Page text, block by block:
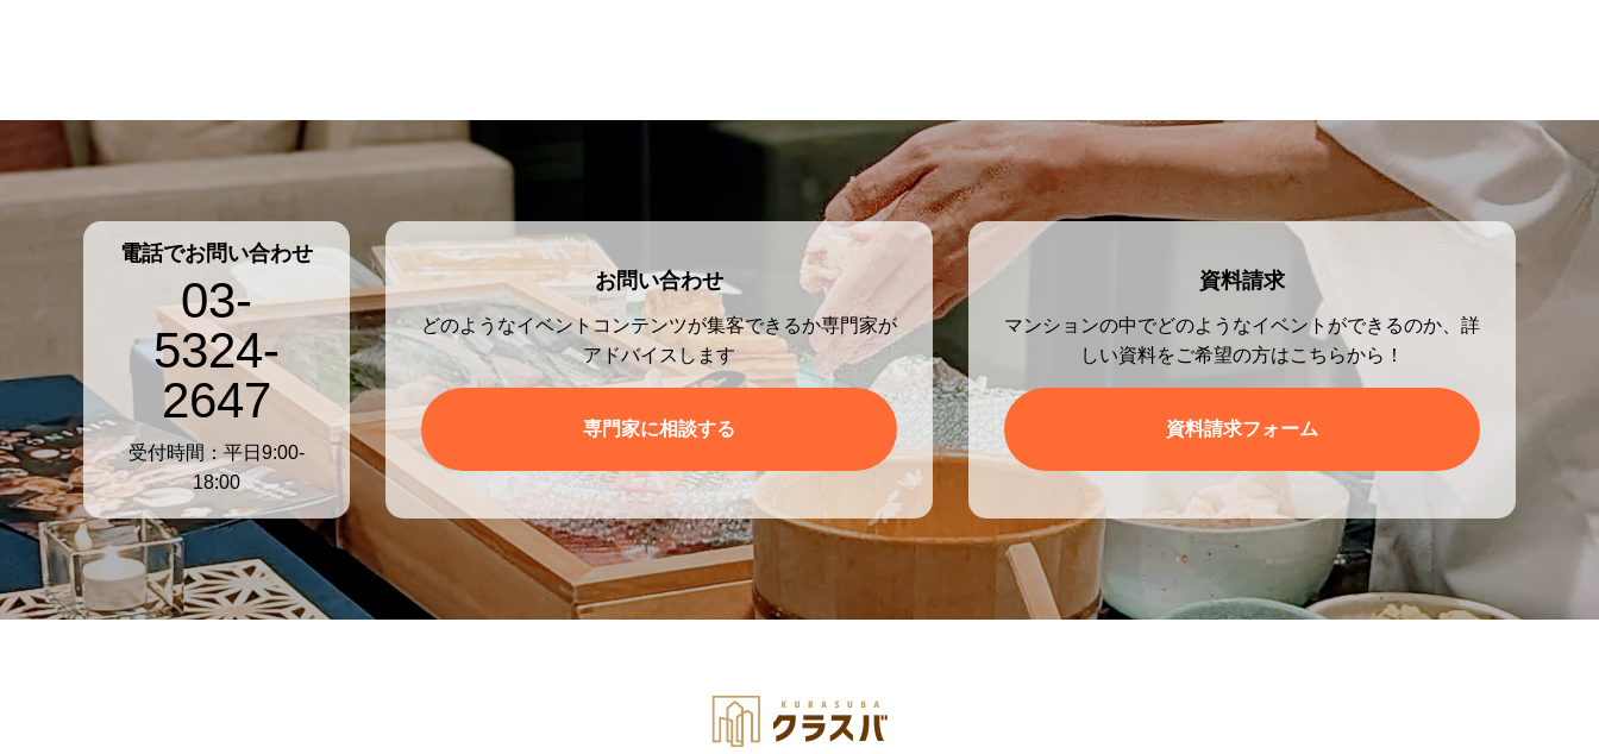
電話でお問い合わせ
03-
5324-
2647
受付時間：平日9:00-
18:00
お問い合わせ
どのようなイベントコンテンツが集客できるか専門家が
アドバイスします
専門家に相談する
資料請求
マンションの中でどのようなイベントができるのか、詳
しい資料をご希望の方はこちらから！
資料請求フォーム